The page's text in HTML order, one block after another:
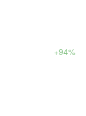
+94%